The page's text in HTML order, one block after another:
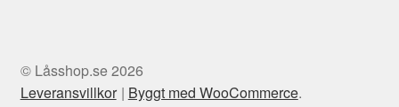
© Låsshop.se 2026
Leveransvillkor
Byggt med WooCommerce.